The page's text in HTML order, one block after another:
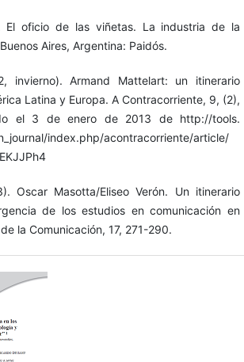
El oficio de las viñetas. La industria de la
Aires, Argentina: Paidós.
invierno). Armand Mattelart: un itinerario
Latina y Europa. A Contracorriente, 9, (2),
el 3 de enero de 2013 de http://tools.
index.php/acontracorriente/article/
Oscar Masotta/Eliseo Verón. Un itinerario
de los estudios en comunicación en
la Comunicación, 17, 271-290.